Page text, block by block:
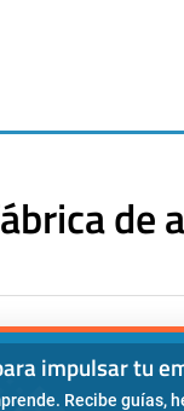
de
impulsar tu
Recibe guías,